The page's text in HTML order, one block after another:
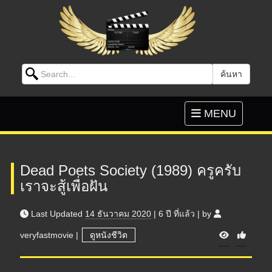
Search for: ค้นหา
Toggle
navigation
MENU
Dead Poets Society (1989) ครูครับ
เราจะสู้เพื่อฝัน
Last Updated 14 ธันวาคม 2020 | 6 ปี ที่แล้ว | by
veryfastmovie | ดูหนังชีวิต V
i